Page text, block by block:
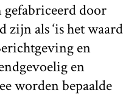
door
zijn als ‘is het waard
en
en
worden bepaalde